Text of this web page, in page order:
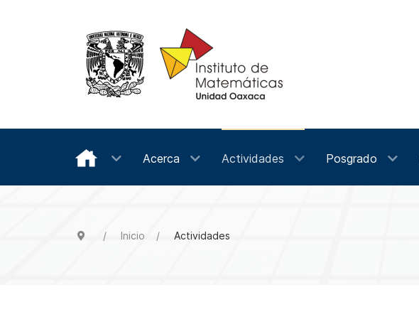
Acerca Actividades Posgrado
Inicio Actividades